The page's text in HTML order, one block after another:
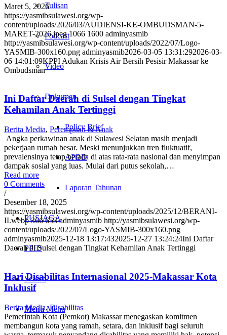
Tulisan
Podcast
Video
Dokumen
Policy Brief
APBD
Laporan Tahunan
PUSJAGA
PPID
Search
Menu Menu
Maret 5, 2026
https://yasmibsulawesi.org/wp-
content/uploads/2026/03/AUDIENSI-KE-OMBUDSMAN-5-
MARET-2026.jpeg 1066 1600 adminyasmib
http://yasmibsulawesi.org/wp-content/uploads/2022/07/Logo-
YASMIB-300x160.png adminyasmib2026-03-05 13:31:292026-03-
06 14:01:09KPPI Adukan Krisis Air Bersih Pesisir Makassar ke
Ombudsman
Ini Daftar Daerah di Sulsel dengan Tingkat
Kehamilan Anak Tertinggi
Berita Media, Perempuan & Anak
Angka perkawinan anak di Sulawesi Selatan masih menjadi
pekerjaan rumah besar. Meski menunjukkan tren fluktuatif,
prevalensinya tetap berada di atas rata-rata nasional dan menyimpan
dampak sosial yang luas. Mulai dari putus sekolah,…
Read more
0 Comments
/
Desember 18, 2025
https://yasmibsulawesi.org/wp-content/uploads/2025/12/BERANI-
II.webp 366 653 adminyasmib http://yasmibsulawesi.org/wp-
content/uploads/2022/07/Logo-YASMIB-300x160.png
adminyasmib2025-12-18 13:17:432025-12-27 13:24:24Ini Daftar
Daerah di Sulsel dengan Tingkat Kehamilan Anak Tertinggi
Hari Disabilitas Internasional 2025-Makassar Kota
Inklusif
Berita Media,Disabilitas
Pemerintah Kota (Pemkot) Makassar menegaskan komitmen
membangun kota yang ramah, setara, dan inklusif bagi seluruh